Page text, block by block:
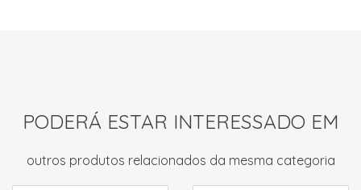
PODERÁ ESTAR INTERESSADO EM
outros produtos relacionados da mesma categoria